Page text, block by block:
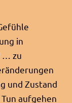
in
… zu
und Zustand
aufgehen